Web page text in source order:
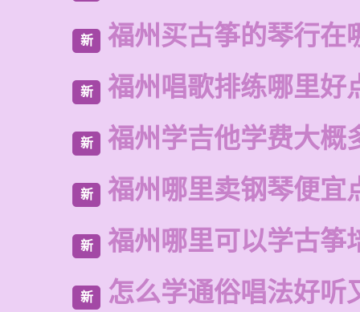
新 福州买古筝的琴行在
新 福州唱歌排练哪里好
新 福州学吉他学费大概
新 福州哪里卖钢琴便宜
新 福州哪里可以学古筝
新 怎么学通俗唱法好听